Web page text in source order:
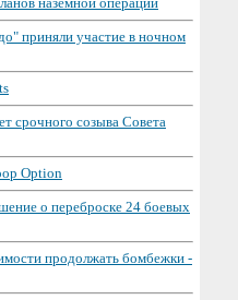
приняли участие в ночном
срочного созыва Совета
Option
о переброске 24 боевых
продолжать бомбежки -